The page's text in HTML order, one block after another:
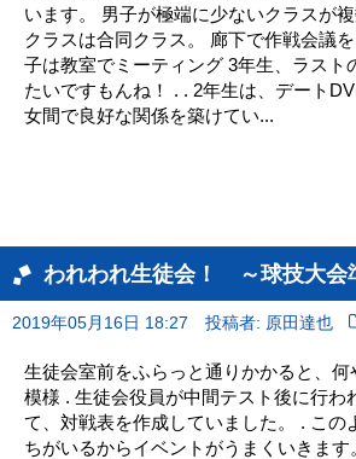
います。 男子が極端に少ないクラスが
クラスは合同クラス。 廊下で作戦会議
子は教室でミーティング 3年生、ラスト
たいですもんね！ . . 2年生は、デート
女間で良好な関係を築けてい...
われわれ生徒会！ ～球技大会
2019年05月16日 18:27 投稿者: 原田達也
生徒会室前をふらっと通りかかると、何
模様 . 生徒会役員が中間テスト後に行わ
て、対戦表を作成していました。 . この
ちがいるからイベントがうまくいきま